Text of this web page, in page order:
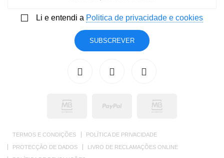
Li e entendi a Politica de privacidade e cookies
SUBSCREVER
TERMOS E CONDIÇÕES POLÍTICA DE PRIVACIDADE
PROTECÇÃO DE DADOS LIVRO DE RECLAMAÇÕES ONLINE